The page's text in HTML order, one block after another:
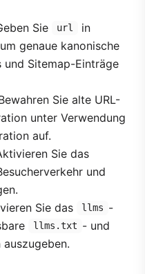
Sie url in
genaue kanonische
und Sitemap-Einträge
Sie alte URL-
unter Verwendung
auf.
Sie das
und
Sie das llms -
llms.txt - und